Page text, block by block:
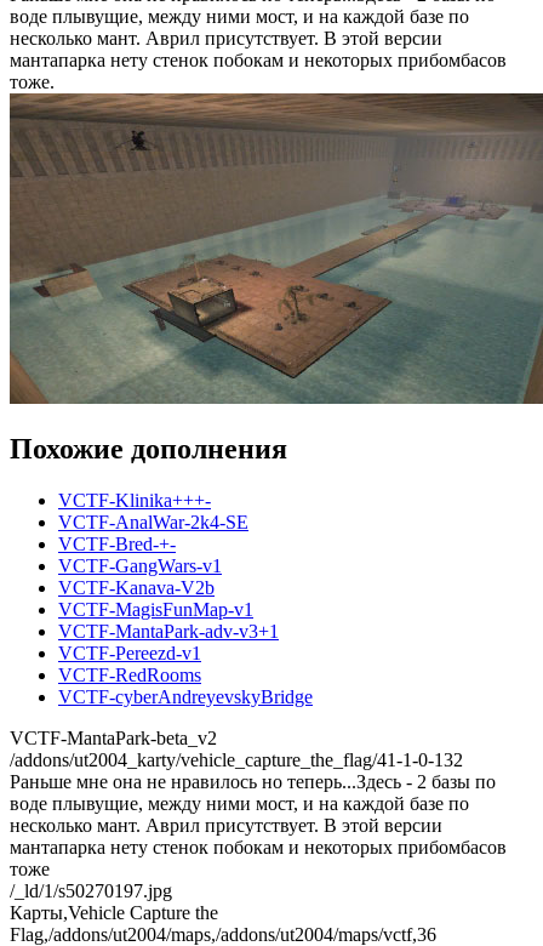
воде плывущие, между ними мост, и на каждой базе по
несколько мант. Аврил присутствует. В этой версии
мантапарка нету стенок побокам и некоторых прибомбасов
тоже.
Похожие дополнения
VCTF-Klinika+++-
VCTF-AnalWar-2k4-SE
VCTF-Bred-+-
VCTF-GangWars-v1
VCTF-Kanava-V2b
VCTF-MagisFunMap-v1
VCTF-MantaPark-adv-v3+1
VCTF-Pereezd-v1
VCTF-RedRooms
VCTF-cyberAndreyevskyBridge
VCTF-MantaPark-beta_v2
/addons/ut2004_karty/vehicle_capture_the_flag/41-1-0-132
Раньше мне она не нравилось но теперь...Здесь - 2 базы по
воде плывущие, между ними мост, и на каждой базе по
несколько мант. Аврил присутствует. В этой версии
мантапарка нету стенок побокам и некоторых прибомбасов
тоже
/_ld/1/s50270197.jpg
Карты,Vehicle Capture the
Flag,/addons/ut2004/maps,/addons/ut2004/maps/vctf,36